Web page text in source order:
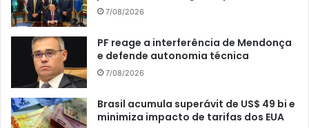
7/08/2026
PF reage a interferência de Mendonça
e defende autonomia técnica
7/08/2026
Brasil acumula superávit de US$ 49 bi e
minimiza impacto de tarifas dos EUA